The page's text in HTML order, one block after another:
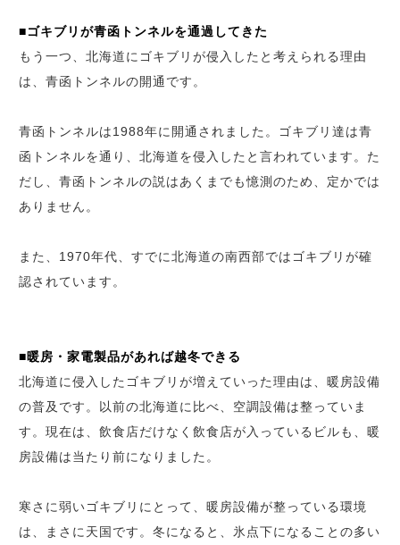
■ゴキブリが青函トンネルを通過してきた
もう一つ、北海道にゴキブリが侵入したと考えられる理由
は、青函トンネルの開通です。
青函トンネルは1988年に開通されました。ゴキブリ達は青
函トンネルを通り、北海道を侵入したと言われています。た
だし、青函トンネルの説はあくまでも憶測のため、定かでは
ありません。
また、1970年代、すでに北海道の南西部ではゴキブリが確
認されています。
■暖房・家電製品があれば越冬できる
北海道に侵入したゴキブリが増えていった理由は、暖房設備
の普及です。以前の北海道に比べ、空調設備は整っていま
す。現在は、飲食店だけなく飲食店が入っているビルも、暖
房設備は当たり前になりました。
寒さに弱いゴキブリにとって、暖房設備が整っている環境
は、まさに天国です。冬になると、氷点下になることの多い